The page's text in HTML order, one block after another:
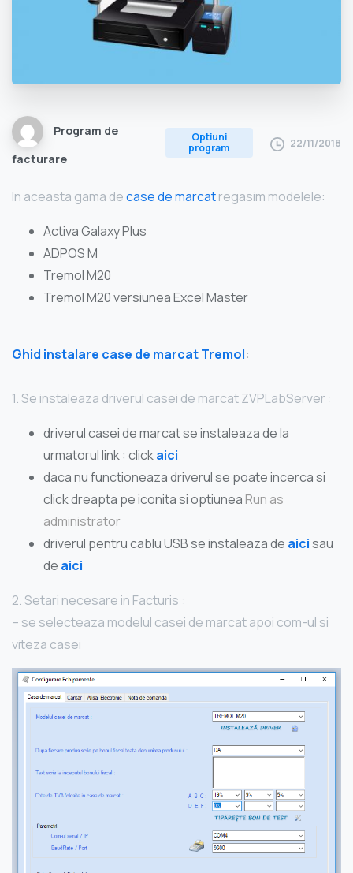
Program de
facturare
Optiuni
program
22/11/2018
In aceasta gama decase de marcatregasim modelele:
Activa Galaxy Plus
ADPOS M
Tremol M20
Tremol M20 versiunea Excel Master
Ghid instalare case de marcat Tremol:
1. Se instaleaza driverul casei de marcat ZVPLabServer :
driverul casei de marcat se instaleaza de la
urmatorul link : clickaici
daca nu functioneaza driverul se poate incerca si
click dreapta pe iconita si optiunea Run as
administrator
driverul pentru cablu USB se instaleaza de aicisau
de aici
2. Setari necesare in Facturis :
– se selecteaza modelul casei de marcat apoi com-ul si
viteza casei